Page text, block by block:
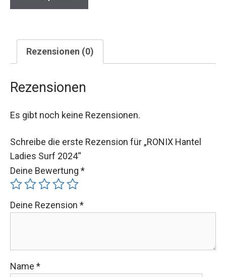
Rezensionen (0)
Rezensionen
Es gibt noch keine Rezensionen.
Schreibe die erste Rezension für „RONIX Hantel
Ladies Surf 2024“
Deine Bewertung *
Deine Rezension *
Name *